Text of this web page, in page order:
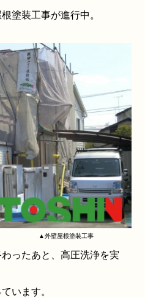
塗装工事が進行中。
装工事
ったあと、高圧洗浄を実
います。